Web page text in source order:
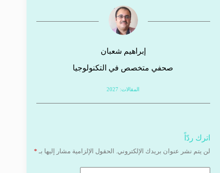
إبراهيم شعبان
صحفي متخصص في التكنولوجيا
المقالات: 2027
اترك ردّاً
لن يتم نشر عنوان بريدك الإلكتروني. الحقول الإلزامية مشار إليها بـ *